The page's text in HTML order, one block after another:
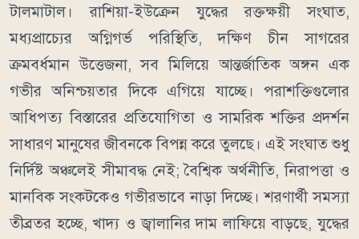
টালমাটাল। রাশিয়া-ইউক্রেন যুদ্ধের রক্তক্ষয়ী সংঘাত,
মধ্যপ্রাচ্যের অগ্নিগর্ভ পরিস্থিতি, দক্ষিণ চীন সাগরের
ক্রমবর্ধমান উত্তেজনা, সব মিলিয়ে আন্তর্জাতিক অঙ্গন এক
গভীর অনিশ্চয়তার দিকে এগিয়ে যাচ্ছে। পরাশক্তিগুলোর
আধিপত্য বিস্তারের প্রতিযোগিতা ও সামরিক শক্তির প্রদর্শন
সাধারণ মানুষের জীবনকে বিপন্ন করে তুলছে। এই সংঘাত শুধু
নির্দিষ্ট অঞ্চলেই সীমাবদ্ধ নেই; বৈশ্বিক অর্থনীতি, নিরাপত্তা ও
মানবিক সংকটকেও গভীরভাবে নাড়া দিচ্ছে। শরণার্থী সমস্যা
তীব্রতর হচ্ছে, খাদ্য ও জ্বালানির দাম লাফিয়ে বাড়ছে, যুদ্ধের